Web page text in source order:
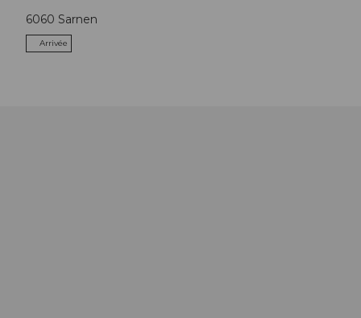
6060 Sarnen
Arrivée